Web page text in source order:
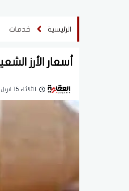
الرئيسية خدمات
أسعار الأرز الشعير اليوم
الثلاثاء 15 ابريل 2025 | 06:33 مساءً